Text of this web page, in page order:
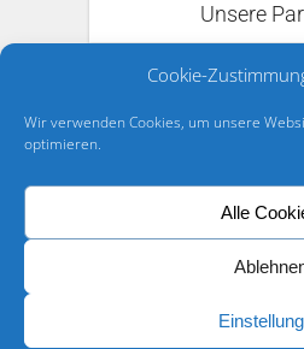
Cookie-
Wir verwenden Cookies, um unsere
optimieren.
Alle
Unsere
Richard Boorberg